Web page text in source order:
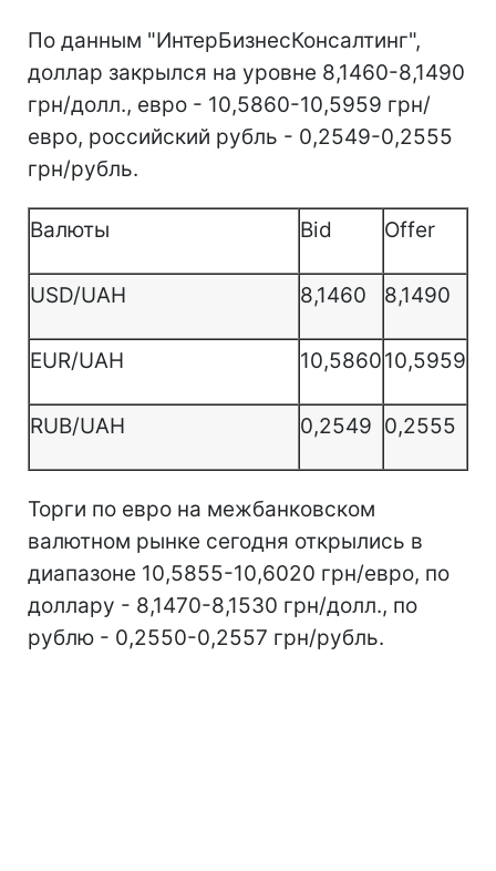
По данным "ИнтерБизнесКонсалтинг",
доллар закрылся на уровне 8,1460-8,1490
грн/долл., евро - 10,5860-10,5959 грн/
евро, российский рубль - 0,2549-0,2555
грн/рубль.
Валюты Bid Offer
USD/UAH 8,1460 8,1490
EUR/UAH 10,586010,5959
RUB/UAH 0,2549 0,2555
Торги по евро на межбанковском
валютном рынке сегодня открылись в
диапазоне 10,5855-10,6020 грн/евро, по
доллару - 8,1470-8,1530 грн/долл., по
рублю - 0,2550-0,2557 грн/рубль.